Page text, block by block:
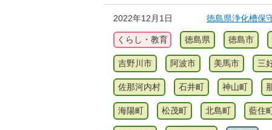
2022年12月1日 徳島県浄化槽保
くらし・教育 徳島県 徳島市
吉野川市 阿波市 美馬市 三
佐那河内村 石井町 神山町
海陽町 松茂町 北島町 藍住